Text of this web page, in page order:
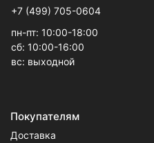
+7 (499) 705-0604
пн-пт: 10:00-18:00
сб: 10:00-16:00
вс: выходной
Покупателям
Доставка